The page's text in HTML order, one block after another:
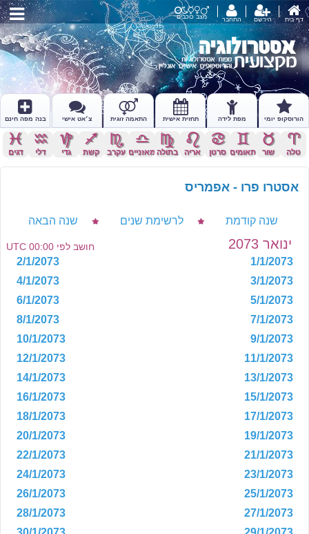
דף בית הירשם התחבר מצב כוכבים
הורוסקופ יומי מפת לידה תחזית אישית התאמה זוגית צ׳אט אישי בנה מפה חינם
a
טלה
s
שור
d
תאומים
f
סרטן
g
אריה
h
בתולה
j
מאזניים
k
עקרב
l
קשת
z
גדי
x
דלי
c
דגים
אסטרו פרו - אפמריס
שנה קודמת לרשימת שנים שנה הבאה
ינואר 2073 חושב לפי 00:00 UTC
1/1/2073
2/1/2073
3/1/2073
4/1/2073
5/1/2073
6/1/2073
7/1/2073
8/1/2073
9/1/2073
10/1/2073
11/1/2073
12/1/2073
13/1/2073
14/1/2073
15/1/2073
16/1/2073
17/1/2073
18/1/2073
19/1/2073
20/1/2073
21/1/2073
22/1/2073
23/1/2073
24/1/2073
25/1/2073
26/1/2073
27/1/2073
28/1/2073